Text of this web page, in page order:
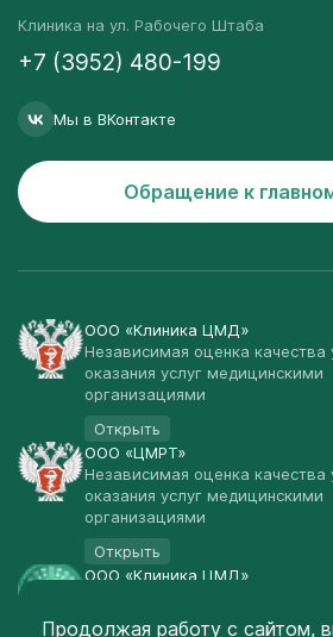
Клиника на ул. Рабочего Штаба
+7 (3952) 480-199
Мы в ВКонтакте
Обращение к
ООО «Клиника ЦМД»
Независимая оценка качества
оказания услуг медицинскими
организациями
Открыть
ООО «ЦМРТ»
Независимая оценка качества
оказания услуг медицинскими
организациями
Открыть
ООО «Клиника ЦМД»
Открыть
Продолжая работу с сайтом,